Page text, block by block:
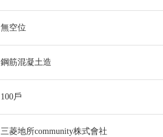
無空位
鋼筋混凝土造
100戶
三菱地所community株式會社